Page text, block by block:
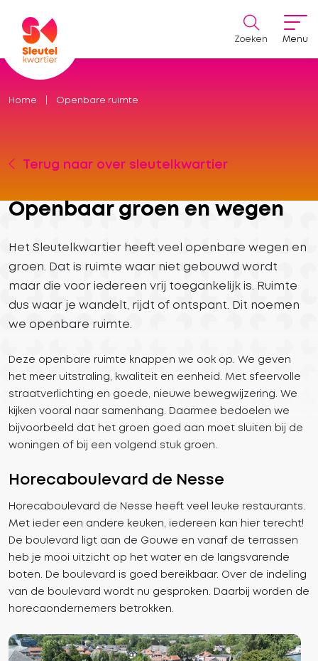
Menu
Zoeken
Home Openbare ruimte
Terug naar over sleutelkwartier
Openbaar groen en wegen
Het Sleutelkwartier heeft veel openbare wegen en
groen. Dat is ruimte waar niet gebouwd wordt
maar die voor iedereen vrij toegankelijk is. Ruimte
dus waar je wandelt, rijdt of ontspant. Dit noemen
we openbare ruimte.
Deze openbare ruimte knappen we ook op. We geven
het meer uitstraling, kwaliteit en eenheid. Met sfeervolle
straatverlichting en goede, nieuwe bewegwijzering. We
kijken vooral naar samenhang. Daarmee bedoelen we
bijvoorbeeld dat het groen goed aan moet sluiten bij de
woningen of bij een volgend stuk groen.
Horecaboulevard de Nesse
Horecaboulevard de Nesse heeft veel leuke restaurants.
Met ieder een andere keuken, iedereen kan hier terecht!
De boulevard ligt aan de Gouwe en vanaf de terrassen
heb je mooi uitzicht op het water en de langsvarende
boten. De boulevard is goed bereikbaar. Over de indeling
van de boulevard wordt nu gesproken. Daarbij worden de
horecaondernemers betrokken.